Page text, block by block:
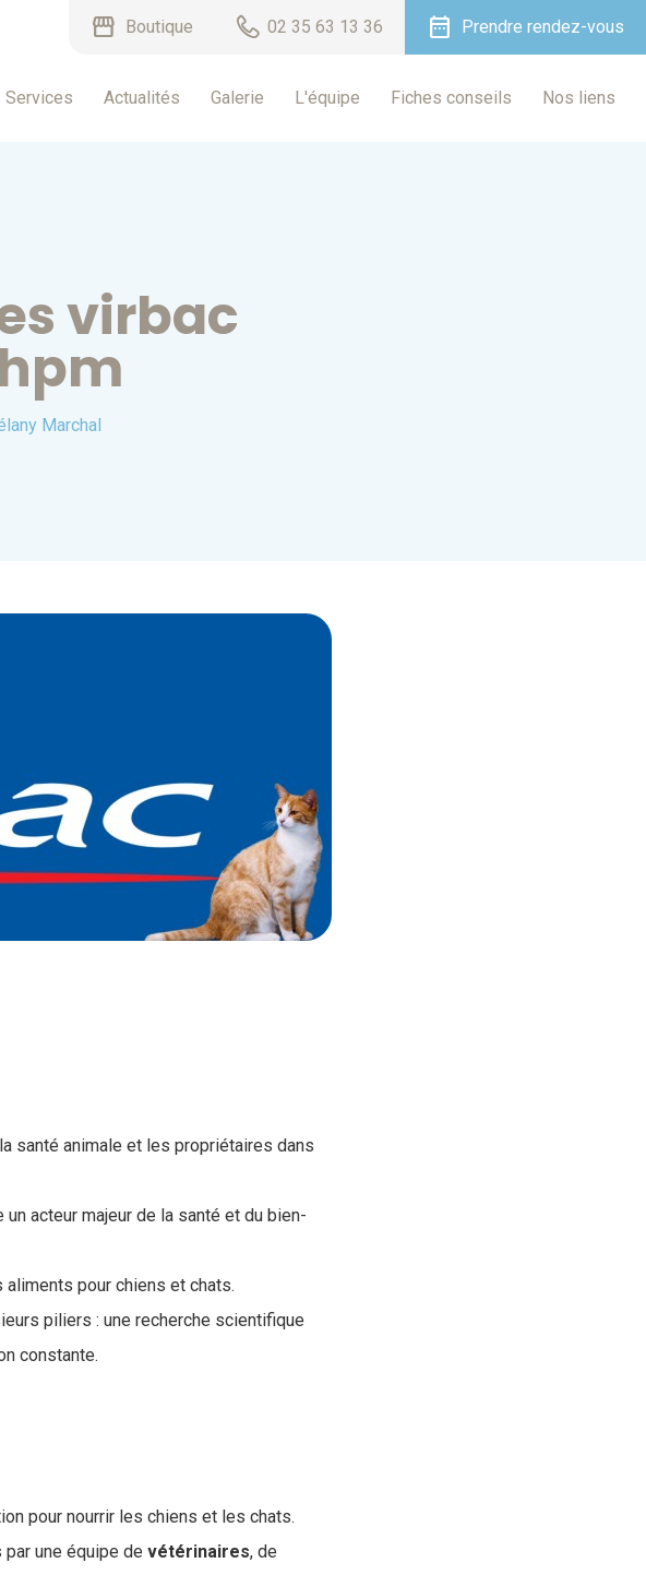
storefront Boutique 02 35 63 13 36 date_range Prendre rendez-vous
Services Actualités Galerie L'équipe Fiches conseils Nos liens
virbac
Marchal
santé animale et les propriétaires dans
acteur majeur de la santé et du bien-
pour chiens et chats.
piliers : une recherche scientifique
constante.
pour nourrir les chiens et les chats.
une équipe de vétérinaires, de